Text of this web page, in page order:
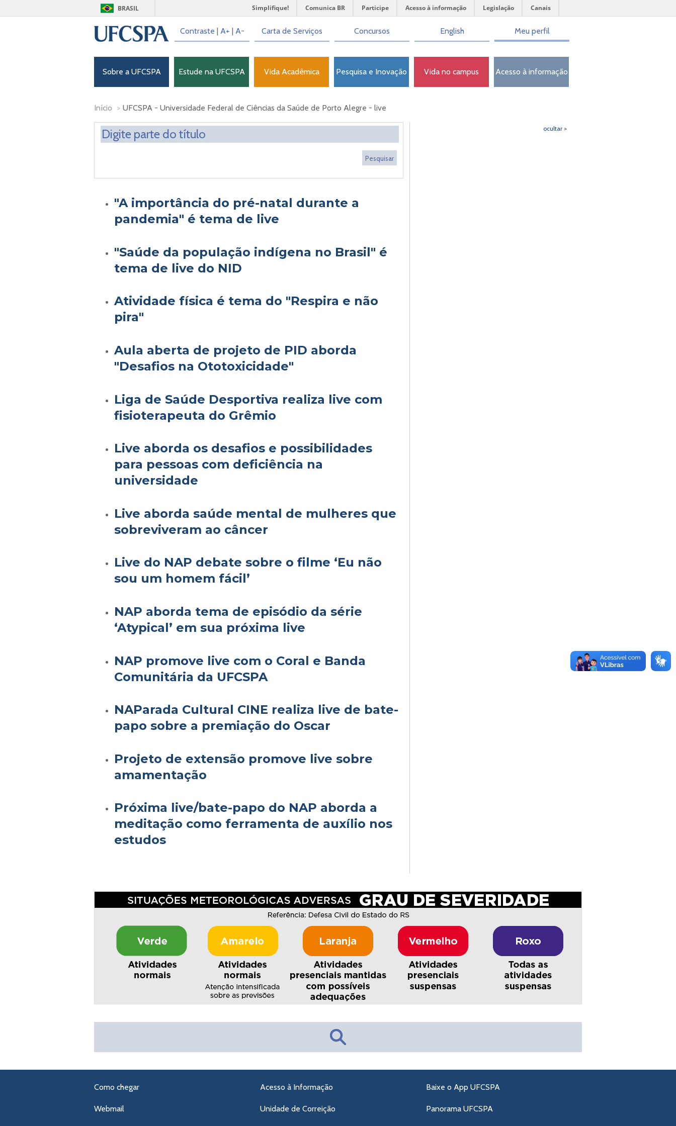
BRASIL Simplifique! Comunica BR Participe Acesso à informação Legislação Canais
Contraste | A+ | A- Carta de Serviços Concursos English Meu perfil
Sobre a UFCSPA Estude na UFCSPA Vida Acadêmica Pesquisa e Inovação Vida no campus Acesso à informação
Início > UFCSPA - Universidade Federal de Ciências da Saúde de Porto Alegre - live
"A importância do pré-natal durante a
pandemia" é tema de live
"Saúde da população indígena no Brasil" é
tema de live do NID
Atividade física é tema do "Respira e não
pira"
Aula aberta de projeto de PID aborda
"Desafios na Ototoxicidade"
Liga de Saúde Desportiva realiza live com
fisioterapeuta do Grêmio
Live aborda os desafios e possibilidades
para pessoas com deficiência na
universidade
Live aborda saúde mental de mulheres que
sobreviveram ao câncer
Live do NAP debate sobre o filme ‘Eu não
sou um homem fácil’
NAP aborda tema de episódio da série
‘Atypical’ em sua próxima live
NAP promove live com o Coral e Banda
Comunitária da UFCSPA
NAParada Cultural CINE realiza live de bate-
papo sobre a premiação do Oscar
Projeto de extensão promove live sobre
amamentação
Próxima live/bate-papo do NAP aborda a
meditação como ferramenta de auxílio nos
estudos
ocultar >
Como chegar
Webmail
Acesso à Informação
Unidade de Correição
Baixe o App UFCSPA
Panorama UFCSPA